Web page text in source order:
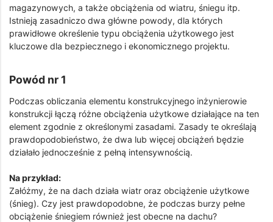
magazynowych, a także obciążenia od wiatru, śniegu itp.
Istnieją zasadniczo dwa główne powody, dla których
prawidłowe określenie typu obciążenia użytkowego jest
kluczowe dla bezpiecznego i ekonomicznego projektu.
Powód nr 1
Podczas obliczania elementu konstrukcyjnego inżynierowie
konstrukcji łączą różne obciążenia użytkowe działające na ten
element zgodnie z określonymi zasadami. Zasady te określają
prawdopodobieństwo, że dwa lub więcej obciążeń będzie
działało jednocześnie z pełną intensywnością.
Na przykład:
Załóżmy, że na dach działa wiatr oraz obciążenie użytkowe
(śnieg). Czy jest prawdopodobne, że podczas burzy pełne
obciążenie śniegiem również jest obecne na dachu?